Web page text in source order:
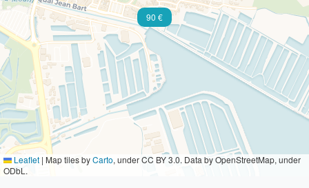
90 €
Leaflet | Map tiles byCarto, under CC BY 3.0. Data by OpenStreetMap, under
ODbL.